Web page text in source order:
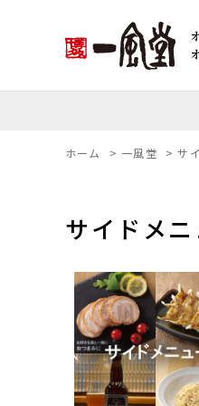
ホーム > 一風堂 >サ
サイドメ